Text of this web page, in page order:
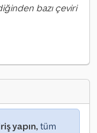
bazı çeviri
yapın,tüm